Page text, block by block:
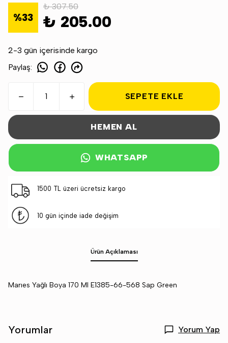
%33
₺ 307.50
₺ 205.00
2-3 gün içerisinde kargo
Paylaş:
SEPETE EKLE
HEMEN AL
WHATSAPP
1500 TL üzeri ücretsiz kargo
10 gün içinde iade değişim
Ürün Açıklaması
Marıes Yağlı Boya 170 Ml E1385-66-568 Sap Green
Yorumlar Yorum Yap